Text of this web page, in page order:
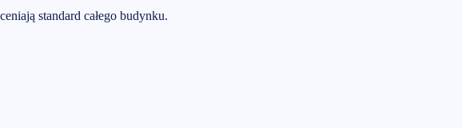
standard całego budynku.